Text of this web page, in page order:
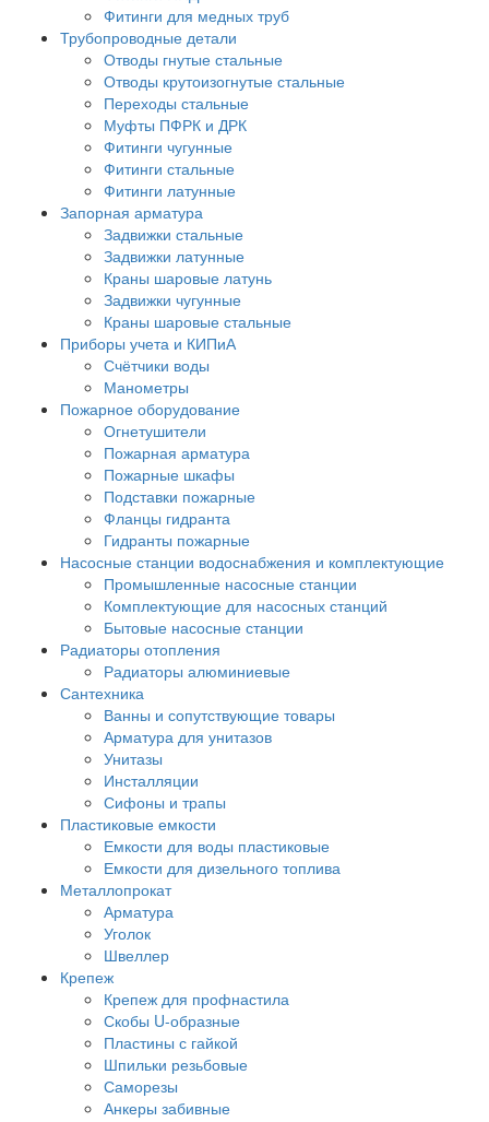
Фитинги для медных труб
Трубопроводные детали
Отводы гнутые стальные
Отводы крутоизогнутые стальные
Переходы стальные
Муфты ПФРК и ДРК
Фитинги чугунные
Фитинги стальные
Фитинги латунные
Запорная арматура
Задвижки стальные
Задвижки латунные
Краны шаровые латунь
Задвижки чугунные
Краны шаровые стальные
Приборы учета и КИПиА
Счётчики воды
Манометры
Пожарное оборудование
Огнетушители
Пожарная арматура
Пожарные шкафы
Подставки пожарные
Фланцы гидранта
Гидранты пожарные
Насосные станции водоснабжения и комплектующие
Промышленные насосные станции
Комплектующие для насосных станций
Бытовые насосные станции
Радиаторы отопления
Радиаторы алюминиевые
Сантехника
Ванны и сопутствующие товары
Арматура для унитазов
Унитазы
Инсталляции
Сифоны и трапы
Пластиковые емкости
Емкости для воды пластиковые
Емкости для дизельного топлива
Металлопрокат
Арматура
Уголок
Швеллер
Крепеж
Крепеж для профнастила
Скобы U-образные
Пластины с гайкой
Шпильки резьбовые
Саморезы
Анкеры забивные